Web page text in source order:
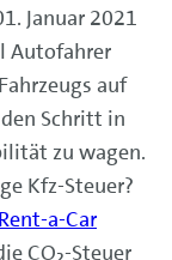
Januar 2021
Autofahrer
auf
Schritt in
zu wagen.
Kfz-Steuer?
a-Car
CO₂-Steuer